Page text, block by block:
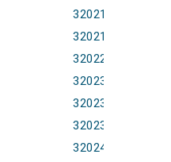
32021R1296,
32021R2237,
32022R2203,
32023R0203,
32023R0217,
32023R1020,
32024R1111